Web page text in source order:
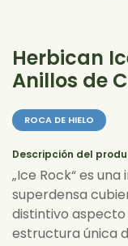
Herbican
Anillos de
ROCA DE HIELO
Descripción del
„Ice Rock“ es
superdensa
distintivo
estructura única